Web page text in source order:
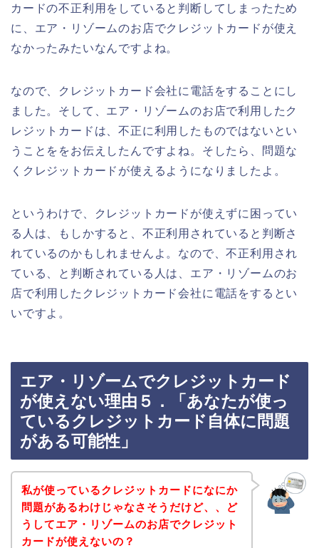
カードの不正利用をしていると判断してしまったため
に、エア・リゾームのお店でクレジットカードが使え
なかったみたいなんですよね。
なので、クレジットカード会社に電話をすることにし
ました。そして、エア・リゾームのお店で利用したク
レジットカードは、不正に利用したものではないとい
うことををお伝えしたんですよね。そしたら、問題な
くクレジットカードが使えるようになりましたよ。
というわけで、クレジットカードが使えずに困ってい
る人は、もしかすると、不正利用されていると判断さ
れているのかもしれませんよ。なので、不正利用され
ている、と判断されている人は、エア・リゾームのお
店で利用したクレジットカード会社に電話をするとい
いですよ。
エア・リゾームでクレジットカード
が使えない理由５．「あなたが使っ
ているクレジットカード自体に問題
がある可能性」
私が使っているクレジットカードになにか
問題があるわけじゃなさそうだけど、、ど
うしてエア・リゾームのお店でクレジット
カードが使えないの？